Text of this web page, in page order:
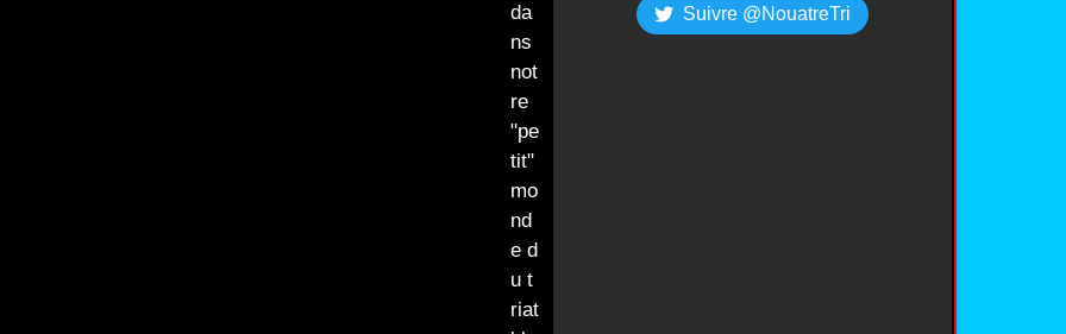
da
ns
not
re
"pe
tit"
mo
nd
e d
u t
riat
Suivre @NouatreTri